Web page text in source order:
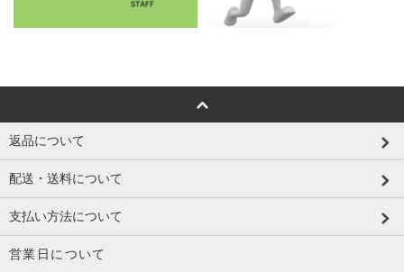
返品について
配送・送料について
支払い方法について
営業日について